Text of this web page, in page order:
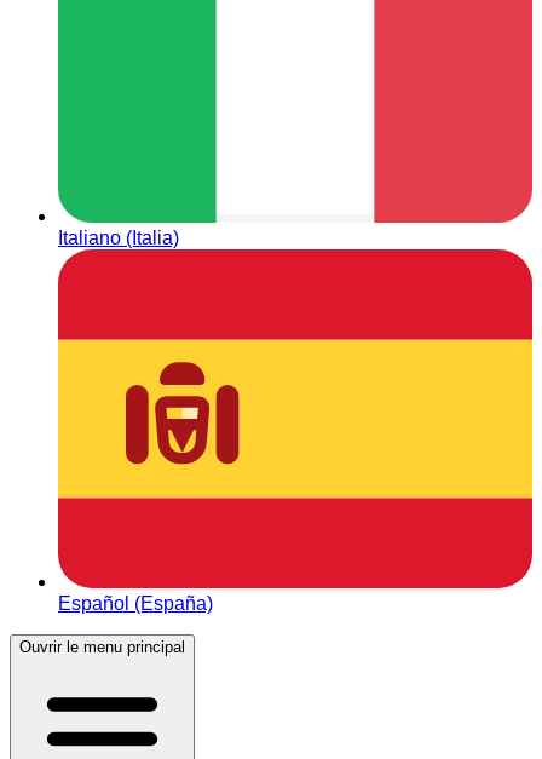
Italiano (Italia)
Español (España)
Ouvrir le menu principal